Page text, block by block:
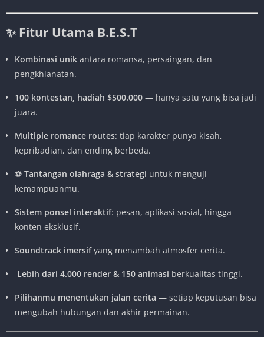
✨ Fitur Utama B.E.S.T
Kombinasi unik antara romansa, persaingan, dan
pengkhianatan.
100 kontestan, hadiah $500.000 — hanya satu yang bisa jadi
juara.
Multiple romance routes: tiap karakter punya kisah,
kepribadian, dan ending berbeda.
⚽ Tantangan olahraga & strategi untuk menguji
kemampuanmu.
Sistem ponsel interaktif: pesan, aplikasi sosial, hingga
konten eksklusif.
Soundtrack imersifyang menambah atmosfer cerita.
Lebih dari 4.000 render & 150 animasi berkualitas tinggi.
Pilihanmu menentukan jalan cerita — setiap keputusan bisa
mengubah hubungan dan akhir permainan.